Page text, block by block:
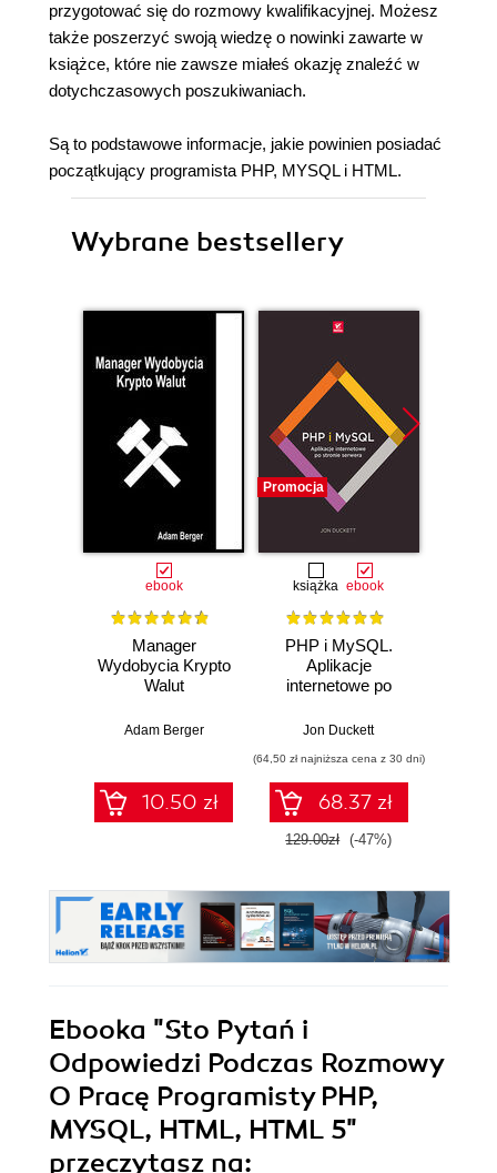
przygotować się do rozmowy kwalifikacyjnej. Możesz
także poszerzyć swoją wiedzę o nowinki zawarte w
książce, które nie zawsze miałeś okazję znaleźć w
dotychczasowych poszukiwaniach.
Są to podstawowe informacje, jakie powinien posiadać
początkujący programista PHP, MYSQL i HTML.
Wybrane bestsellery
ebook
Manager
Wydobycia Krypto
Walut
Adam Berger
10.50 zł
Promocja
książka ebook
PHP i MySQL.
Aplikacje
internetowe po
Jon Duckett
(64,50 zł najniższa cena z 30 dni)
68.37 zł
129.00zł (-47%)
Ebooka "Sto Pytań i
Odpowiedzi Podczas Rozmowy
O Pracę Programisty PHP,
MYSQL, HTML, HTML 5"
przeczytasz na: